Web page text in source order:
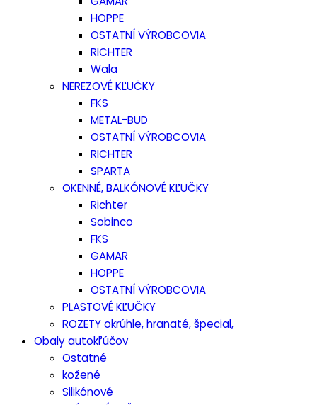
HOPPE
OSTATNÍ VÝROBCOVIA
RICHTER
Wala
NEREZOVÉ KĽUČKY
FKS
METAL-BUD
OSTATNÍ VÝROBCOVIA
RICHTER
SPARTA
OKENNÉ, BALKÓNOVÉ KĽUČKY
Richter
Sobinco
FKS
GAMAR
HOPPE
OSTATNÍ VÝROBCOVIA
PLASTOVÉ KĽUČKY
ROZETY okrúhle, hranaté, špecial,
Obaly autokľúčov
Ostatné
kožené
Silikónové